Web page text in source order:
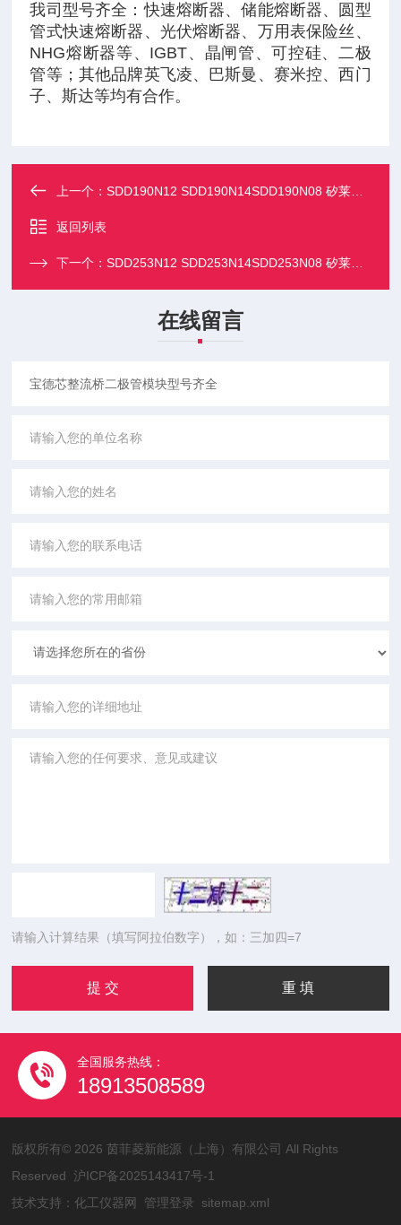
我司型号齐全：快速熔断器、储能熔断器、圆型
管式快速熔断器、光伏熔断器、万用表保险丝、
NHG熔断器等、IGBT、晶闸管、可控硅、二极
管等；其他品牌英飞凌、巴斯曼、赛米控、西门
子、斯达等均有合作。
上一个：SDD190N12 SDD190N14SDD190N08 矽莱克二极管模块
返回列表
下一个：SDD253N12 SDD253N14SDD253N08 矽莱克二极管模块
在线留言
请输入计算结果（填写阿拉伯数字），如：三加四=7
全国服务热线：
18913508589
版权所有© 2026 茵菲菱新能源（上海）有限公司 All Rights
Reserved沪ICP备2025143417号-1
技术支持：化工仪器网 管理登录 sitemap.xml